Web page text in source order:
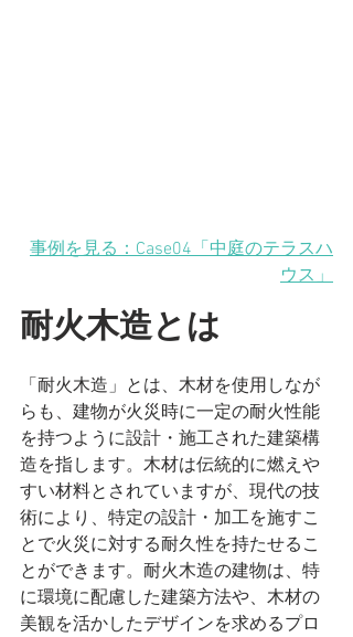
事例を見る：Case04「中庭のテラスハ
ウス」
耐火木造とは
「耐火木造」とは、木材を使用しなが
らも、建物が火災時に一定の耐火性能
を持つように設計・施工された建築構
造を指します。木材は伝統的に燃えや
すい材料とされていますが、現代の技
術により、特定の設計・加工を施すこ
とで火災に対する耐久性を持たせるこ
とができます。耐火木造の建物は、特
に環境に配慮した建築方法や、木材の
美観を活かしたデザインを求めるプロ